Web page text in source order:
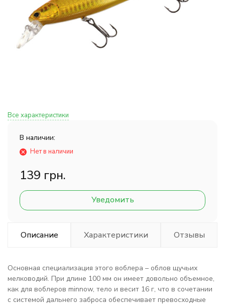
Все характеристики
В наличии:
Нет в наличии
139 грн.
Уведомить
Описание Характеристики Отзывы
Основная специализация этого воблера – облов щучьих
мелководий. При длине 100 мм он имеет довольно объемное,
как для воблеров minnow, тело и весит 16 г, что в сочетании
с системой дальнего заброса обеспечивает превосходные